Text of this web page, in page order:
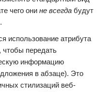
чего они не всегда будут
использование атрибута
чтобы передать
информацию
в абзаце). Это
стилизаций веб-